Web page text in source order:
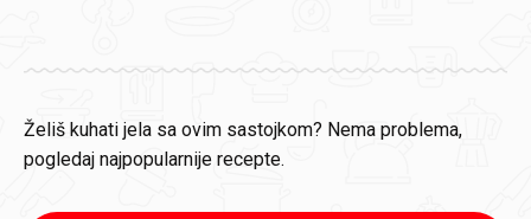
Želiš kuhati jela sa ovim sastojkom? Nema problema,
pogledaj najpopularnije recepte.